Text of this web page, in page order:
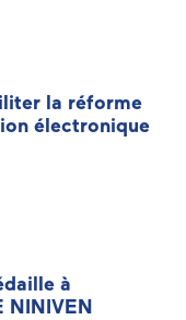
la réforme
électronique
à
NINIVEN